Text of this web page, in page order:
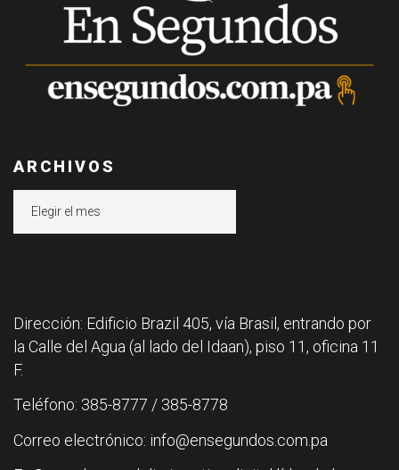
ARCHIVOS
Dirección: Edificio Brazil 405, vía Brasil, entrando por
la Calle del Agua (al lado del Idaan), piso 11, oficina 11
F.
Teléfono: 385-8777 / 385-8778
Correo electrónico: info@ensegundos.com.pa